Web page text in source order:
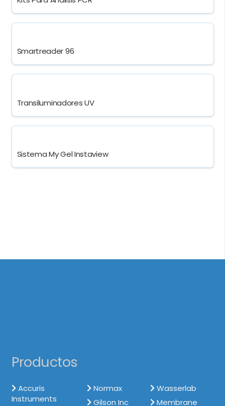
Smartreader 96
Transiluminadores UV
Sistema My Gel Instaview
Productos
Accuris
Instruments
Normax
Gilson Inc
Wasserlab
Membrane